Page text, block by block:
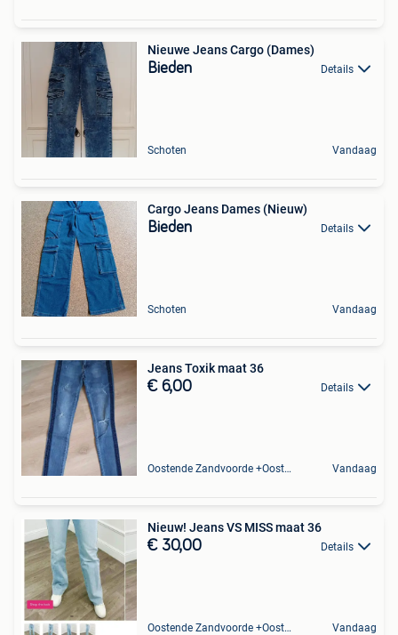
Nieuwe Jeans Cargo (Dames)
Bieden Details
Schoten Vandaag
Cargo Jeans Dames (Nieuw)
Bieden Details
Schoten Vandaag
Jeans Toxik maat 36
€ 6,00 Details
Oostende Zandvoorde +Oostende Vandaag
Nieuw! Jeans VS MISS maat 36
€ 30,00 Details
Oostende Zandvoorde +Oostende Vandaag